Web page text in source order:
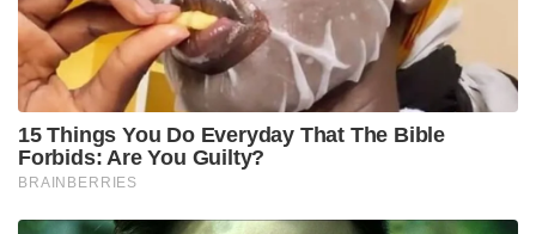
15 Things You Do Everyday That The Bible
Forbids: Are You Guilty?
BRAINBERRIES